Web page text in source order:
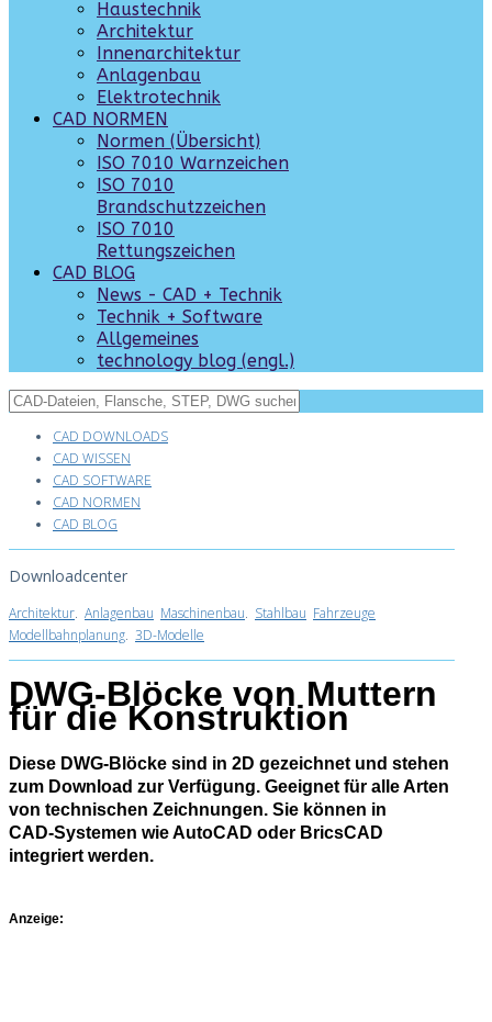
Haustechnik
Architektur
Innenarchitektur
Anlagenbau
Elektrotechnik
CAD NORMEN
Normen (Übersicht)
ISO 7010 Warnzeichen
ISO 7010
Brandschutzzeichen
ISO 7010
Rettungszeichen
CAD BLOG
News - CAD + Technik
Technik + Software
Allgemeines
technology blog (engl.)
CAD DOWNLOADS
CAD WISSEN
CAD SOFTWARE
CAD NORMEN
CAD BLOG
Downloadcenter
Architektur. Anlagenbau Maschinenbau. Stahlbau Fahrzeuge
Modellbahnplanung. 3D-Modelle
DWG-Blöcke von Muttern
für die Konstruktion
Diese DWG‑Blöcke sind in 2D gezeichnet und stehen
zum Download zur Verfügung. Geeignet für alle Arten
von technischen Zeichnungen. Sie können in
CAD‑Systemen wie AutoCAD oder BricsCAD
integriert werden.
Anzeige: